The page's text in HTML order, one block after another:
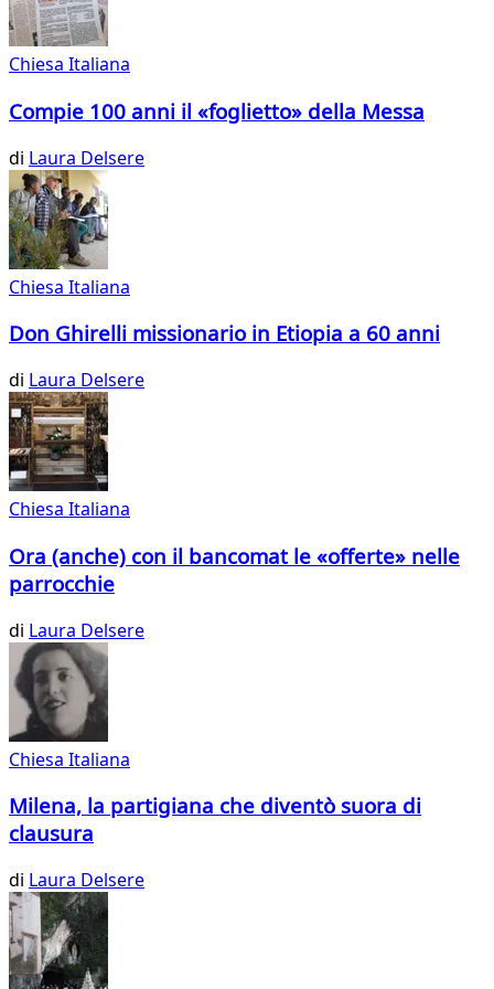
Chiesa Italiana
Compie 100 anni il «foglietto» della Messa
di Laura Delsere
Chiesa Italiana
Don Ghirelli missionario in Etiopia a 60 anni
di Laura Delsere
Chiesa Italiana
Ora (anche) con il bancomat le «offerte» nelle
parrocchie
di Laura Delsere
Chiesa Italiana
Milena, la partigiana che diventò suora di
clausura
di Laura Delsere